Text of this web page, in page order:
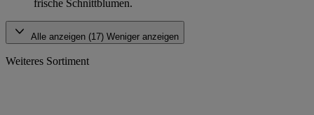
frische Schnittblumen.
Alle anzeigen (17) Weniger anzeigen
Weiteres Sortiment